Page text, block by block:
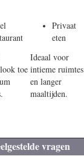
toe
Privaat
eten
Ideaal voor
intieme ruimtes
en langer
maaltijden.
vragen